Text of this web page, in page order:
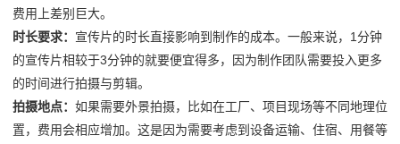
费用上差别巨大。
时长要求： 宣传片的时长直接影响到制作的成本。一般来说，1分钟
的宣传片相较于3分钟的就要便宜得多，因为制作团队需要投入更多
的时间进行拍摄与剪辑。
拍摄地点： 如果需要外景拍摄，比如在工厂、项目现场等不同地理位
置，费用会相应增加。这是因为需要考虑到设备运输、住宿、用餐等